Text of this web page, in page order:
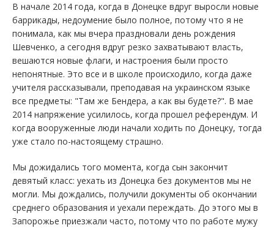
В начале 2014 года, когда в Донецке вдруг выросли новые
баррикады, недоумение было полное, потому что я не
понимала, как мы вчера праздновали день рождения
Шевченко, а сегодня вдруг резко захватывают власть,
вешаются новые флаги, и настроения были просто
непонятные. Это все и в школе происходило, когда даже
учителя рассказывали, преподавая на украинском языке
все предметы: "Там же Бендера, а как вы будете?". В мае
2014 напряжение усилилось, когда прошел референдум. И
когда вооруженные люди начали ходить по Донецку, тогда
уже стало по-настоящему страшно.
Мы дожидались того момента, когда сын закончит
девятый класс: уехать из Донецка без документов мы не
могли. Мы дождались, получили документы об окончании
среднего образования и уехали переждать. До этого мы в
Запорожье приезжали часто, потому что по работе мужу